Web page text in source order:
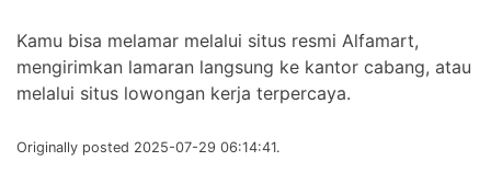
Kamu bisa melamar melalui situs resmi Alfamart,
mengirimkan lamaran langsung ke kantor cabang, atau
melalui situs lowongan kerja terpercaya.
Originally posted 2025-07-29 06:14:41.